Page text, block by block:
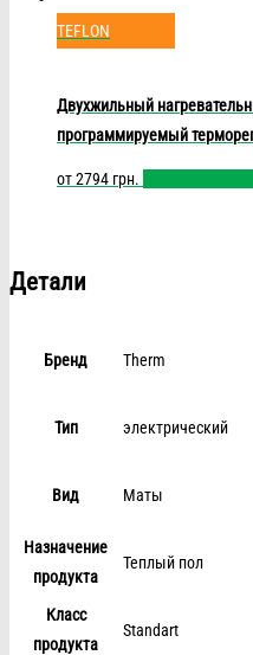
TEFLON
Двухжильный
программируемый
от2794 грн.
Детали
Бренд Therm
Тип электрический
Вид Маты
Назначение
продукта
Теплый пол
Класс
продукта
Standart